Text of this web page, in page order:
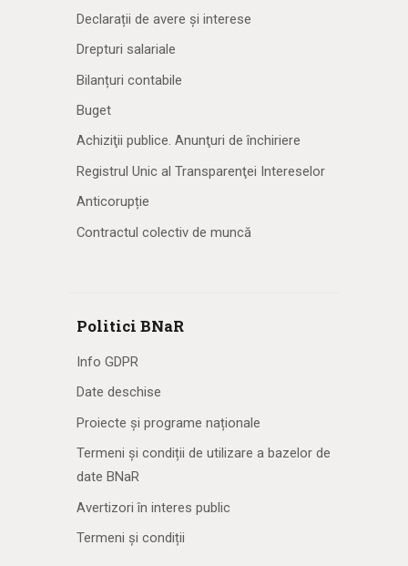
Declarații de avere și interese
Drepturi salariale
Bilanțuri contabile
Buget
Achiziţii publice. Anunţuri de închiriere
Registrul Unic al Transparenţei Intereselor
Anticorupție
Contractul colectiv de muncă
Politici BNaR
Info GDPR
Date deschise
Proiecte și programe naționale
Termeni și condiții de utilizare a bazelor de
date BNaR
Avertizori în interes public
Termeni și condiții